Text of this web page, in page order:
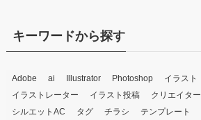
キーワードから探す
Adobe ai Illustrator Photoshop イラスト
イラストレーター
イラスト投稿 クリエイター
シルエットAC
タグ チラシ テンプレート